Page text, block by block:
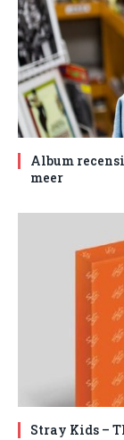
Album
meer
Stray Kids –